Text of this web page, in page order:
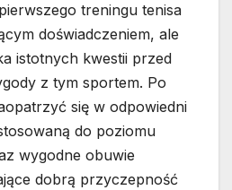
treningu tenisa
doświadczeniem, ale
istotnych kwestii przed
z tym sportem. Po
się w odpowiedni
do poziomu
wygodne obuwie
dobrą przyczepność